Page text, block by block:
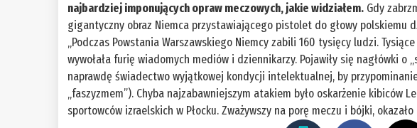
najbardziej imponujących opraw meczowych, jakie widziałem. Gdy
gigantyczny obraz Niemca przystawiającego pistolet do głowy polskiemu
„Podczas Powstania Warszawskiego Niemcy zabili 160 tysięcy ludzi.
wywołała furię wiadomych mediów i dziennikarzy. Pojawiły się nagłówki o
naprawdę świadectwo wyjątkowej kondycji intelektualnej, by
„faszyzmem”). Chyba najzabawniejszym atakiem było oskarżenie kibiców
sportowców izraelskich w Płocku. Zważywszy na porę meczu i bójki, okazało